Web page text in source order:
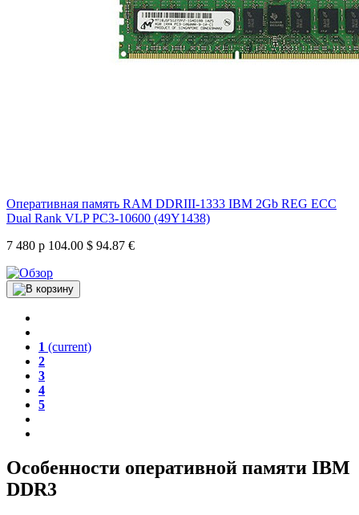
Оперативная память RAM DDRIII-1333 IBM 2Gb REG ECC
Dual Rank VLP PC3-10600 (49Y1438)
7 480 р 104.00 $ 94.87 €
1 (current)
2
3
4
5
Особенности оперативной памяти IBM
DDR3